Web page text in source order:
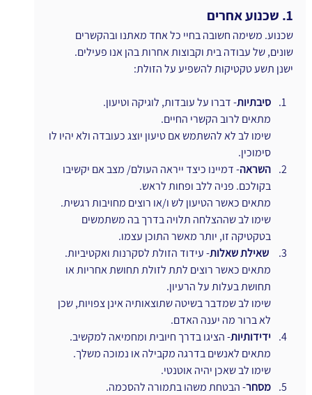
1. שכנוע אחרים
שכנוע. משימה חשובה בחיי כל אחד מאתנו ובהקשרים
שונים, של עבודה בית וקבוצות אחרות בהן אנו פעילים.
ישנן תשע טקטיקות להשפיע על הזולת:
סיבתיות- דברו על עובדות, לוגיקה וטיעון.
מתאים לרוב הקשרי החיים.
שימו לב לא להשתמש אם טיעון יוצג כעובדה ולא יהיו לו
סימוכין.
השראה- דמיינו כיצד ייראה העולם/ מצב אם יקשיבו
בקולכם. פניה ללב ופחות לראש.
מתאים כאשר הטיעון לש ו/או רוצים מחויבות רגשית.
שימו לב שההצלחה תלויה בדרך בה משתמשים
בטקטיקה זו, יותר מאשר התוכן עצמו.
שאילת שאלות- עידוד הזולת לסקרנות ואקטיביות.
מתאים כאשר רוצים לתת לזולת תחושת אחריות או
תחושת בעלות על הרעיון.
שימו לב שמדבר בשיטה שתוצאותיה אינן צפויות, שכן
לא ברור מה יענה האדם.
ידידותיות- הציגו בדרך חיובית ומחמיאה למקשיב.
מתאים לאנשים בדרגה מקבילה או נמוכה משלך.
שימו לב שאכן יהיה אוטנטי.
מסחר- הבטחת משהו בתמורה להסכמה.